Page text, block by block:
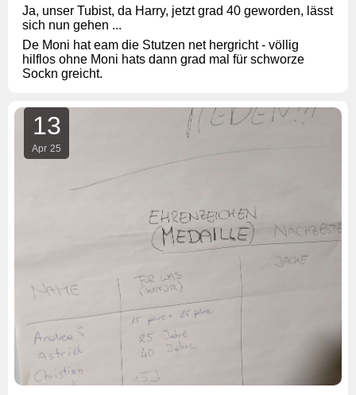
Ja, unser Tubist, da Harry, jetzt grad 40 geworden, lässt
sich nun gehen ...
De Moni hat eam die Stutzen net hergricht - völlig
hilflos ohne Moni hats dann grad mal für schworze
Sockn greicht.
13
Apr 25